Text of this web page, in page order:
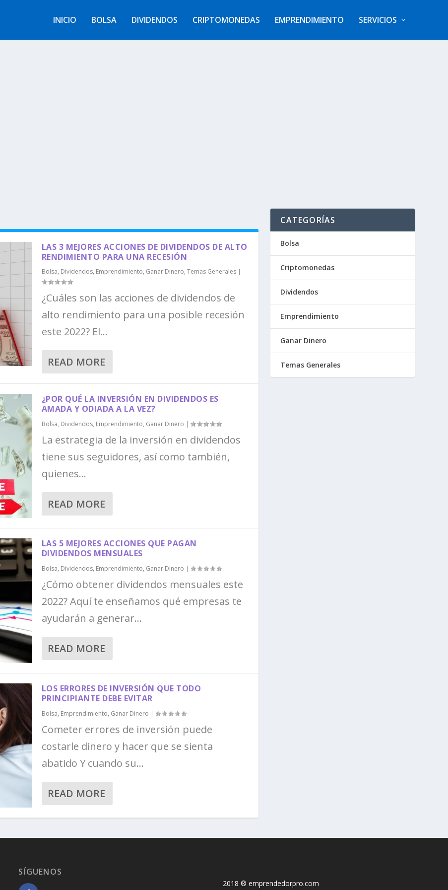
INICIO BOLSA DIVIDENDOS CRIPTOMONEDAS EMPRENDIMIENTO SERVICIOS
LAS 3 MEJORES ACCIONES DE DIVIDENDOS DE ALTO
RENDIMIENTO PARA UNA RECESIÓN
Bolsa, Dividendos, Emprendimiento, Ganar Dinero, Temas Generales|
¿Cuáles son las acciones de dividendos de
alto rendimiento para una posible recesión
este 2022? El...
READ MORE
¿POR QUÉ LA INVERSIÓN EN DIVIDENDOS ES
AMADA Y ODIADA A LA VEZ?
Bolsa, Dividendos, Emprendimiento, Ganar Dinero |
La estrategia de la inversión en dividendos
tiene sus seguidores, así como también,
quienes...
READ MORE
LAS 5 MEJORES ACCIONES QUE PAGAN
DIVIDENDOS MENSUALES
Bolsa, Dividendos, Emprendimiento, Ganar Dinero |
¿Cómo obtener dividendos mensuales este
2022? Aquí te enseñamos qué empresas te
ayudarán a generar...
READ MORE
LOS ERRORES DE INVERSIÓN QUE TODO
PRINCIPIANTE DEBE EVITAR
Bolsa, Emprendimiento, Ganar Dinero |
Cometer errores de inversión puede
costarle dinero y hacer que se sienta
abatido Y cuando su...
READ MORE
CATEGORÍAS
Bolsa
Criptomonedas
Dividendos
Emprendimiento
Ganar Dinero
Temas Generales
SÍGUENOS
2018 ® emprendedorpro.com